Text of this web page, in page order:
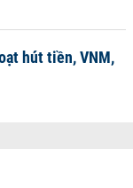
hút tiền, VNM,